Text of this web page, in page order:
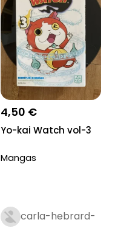
4,50 €
Yo-kai Watch vol-3
Mangas
carla-hebrard-